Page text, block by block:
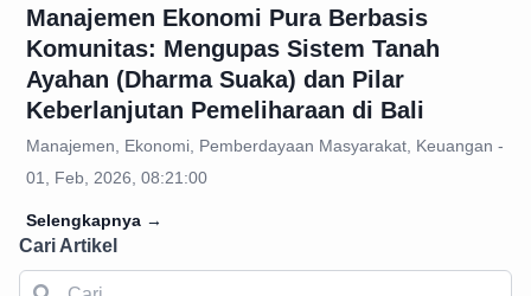
Manajemen Ekonomi Pura Berbasis
Komunitas: Mengupas Sistem Tanah
Ayahan (Dharma Suaka) dan Pilar
Keberlanjutan Pemeliharaan di Bali
Manajemen, Ekonomi, Pemberdayaan Masyarakat, Keuangan -
01, Feb, 2026, 08:21:00
Selengkapnya →
Cari Artikel